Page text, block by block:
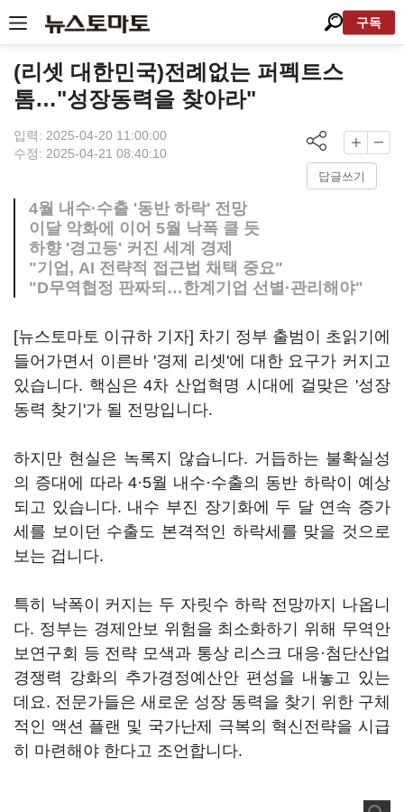
구독
(리셋 대한민국)전례없는 퍼펙트스
톰…"성장동력을 찾아라"
입력: 2025-04-20 11:00:00
수정: 2025-04-21 08:40:10
답글쓰기
4월 내수·수출 '동반 하락' 전망
이달 악화에 이어 5월 낙폭 클 듯
하향 '경고등' 커진 세계 경제
"기업, AI 전략적 접근법 채택 중요"
"D무역협정 판짜되…한계기업 선별·관리해야"
[뉴스토마토 이규하 기자] 차기 정부 출범이 초읽기에
들어가면서 이른바 '경제 리셋'에 대한 요구가 커지고
있습니다. 핵심은 4차 산업혁명 시대에 걸맞은 '성장
동력 찾기'가 될 전망입니다.
하지만 현실은 녹록지 않습니다. 거듭하는 불확실성
의 증대에 따라 4·5월 내수·수출의 동반 하락이 예상
되고 있습니다. 내수 부진 장기화에 두 달 연속 증가
세를 보이던 수출도 본격적인 하락세를 맞을 것으로
보는 겁니다.
특히 낙폭이 커지는 두 자릿수 하락 전망까지 나옵니
다. 정부는 경제안보 위험을 최소화하기 위해 무역안
보연구회 등 전략 모색과 통상 리스크 대응·첨단산업
경쟁력 강화의 추가경정예산안 편성을 내놓고 있는
데요. 전문가들은 새로운 성장 동력을 찾기 위한 구체
적인 액션 플랜 및 국가난제 극복의 혁신전략을 시급
히 마련해야 한다고 조언합니다.